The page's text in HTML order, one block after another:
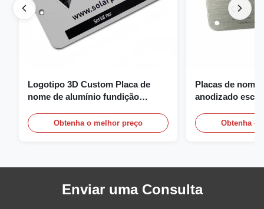
Logotipo 3D Custom Placa de
nome de alumínio fundição
Obtenha o melhor preço
Placas de nome
anodizado
logotipoObtenha o
Enviar uma Consulta